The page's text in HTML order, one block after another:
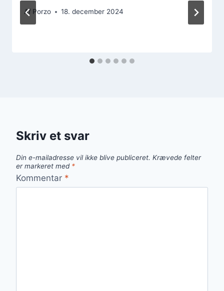
Af Porzo 18. december 2024
Skriv et svar
Din e-mailadresse vil ikke blive publiceret. Krævede felter
er markeret med *
Kommentar *